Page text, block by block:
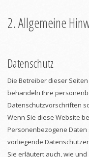
2. Allgemeine
Datenschutz
Die Betreiber dieser
behandeln Ihre
Datenschutzvorschriften
Wenn Sie diese Website
Personenbezogene
vorliegende
Sie erläutert auch, wie